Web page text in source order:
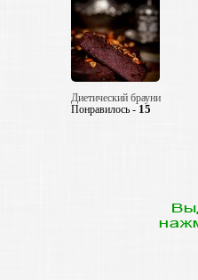
Диетический брауни
Понравилось - 15